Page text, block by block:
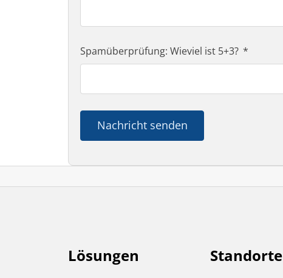
Spamüberprüfung: Wieviel ist 5+3?
Nachricht senden
Lösungen Standorte